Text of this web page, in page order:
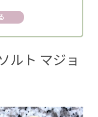
ーコンエッ
オムレツ
ナサンド
野菜スープ
ルト マジョ